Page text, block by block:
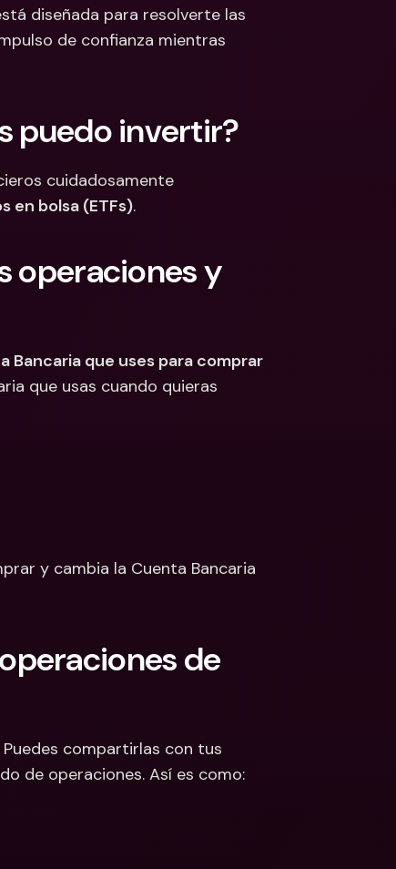
y Divisas
diseñada para resolverte las
de confianza mientras
puedo invertir?
cuidadosamente
en bolsa (ETFs).
operaciones y
Bancaria que uses para comprar
que usas cuando quieras
y cambia la Cuenta Bancaria
de
Puedes compartirlas con tus
de operaciones. Así es como: